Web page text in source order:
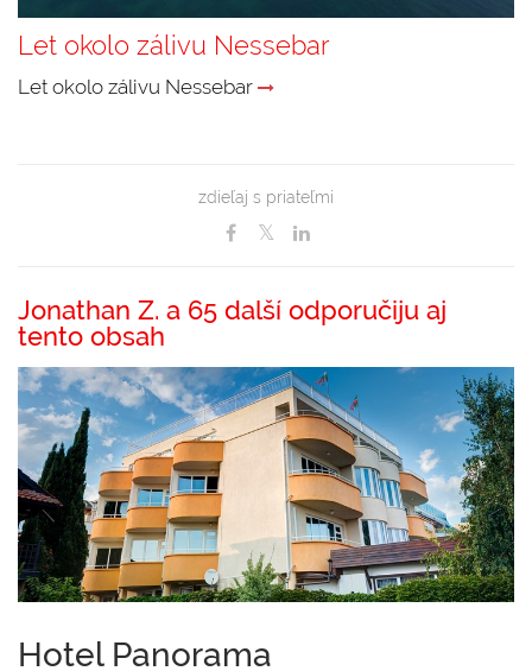
Let okolo zálivu Nessebar
Let okolo zálivu Nessebar
zdieľaj s priateľmi
Jonathan Z. a 65 další odporučiju aj
tento obsah
Hotel Panorama